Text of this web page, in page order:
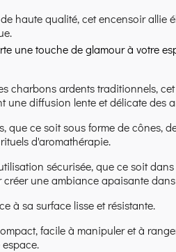
haute qualité, cet encensoir allie
une touche de glamour à votre
charbons ardents traditionnels,
une diffusion lente et délicate des
que ce soit sous forme de cônes,
d'aromathérapie.
sécurisée, que ce soit
une ambiance apaisante
à sa surface lisse et résistante.
facile à manipuler et à